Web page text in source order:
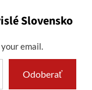
Slovensko
email.
Odoberať